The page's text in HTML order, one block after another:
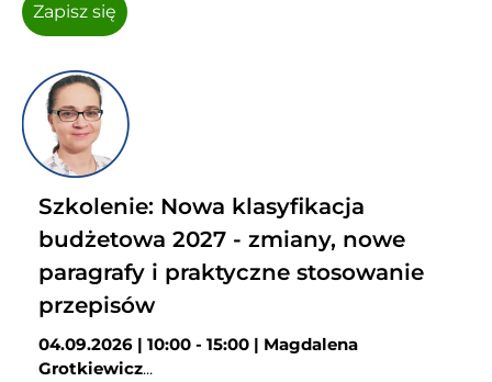
Zapisz się
Szkolenie: Nowa klasyfikacja
budżetowa 2027 - zmiany, nowe
paragrafy i praktyczne stosowanie
przepisów
04.09.2026 | 10:00 - 15:00 | Magdalena
Grotkiewicz...